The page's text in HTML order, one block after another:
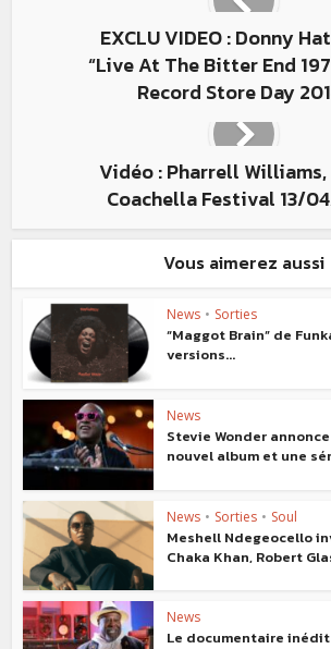
EXCLU VIDEO : Donny
“Live At The Bitter End
Record Store Day
Vidéo : Pharrell
Coachella Festival 13/
Vous aimerez aussi
News • Sorties
“Maggot Brain” de
versions...
News
Stevie Wonder
nouvel album et une
News • Sorties • Soul
Meshell Ndegeocello
Chaka Khan, Robert
News
Le documentaire inédit